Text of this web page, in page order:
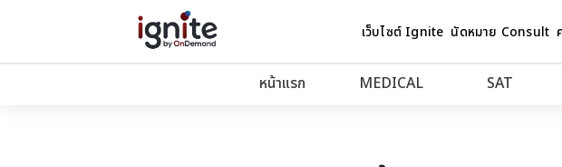
เว็บไซต์ Ignite นัดหมาย Consult
หน้าแรก MEDICAL SAT